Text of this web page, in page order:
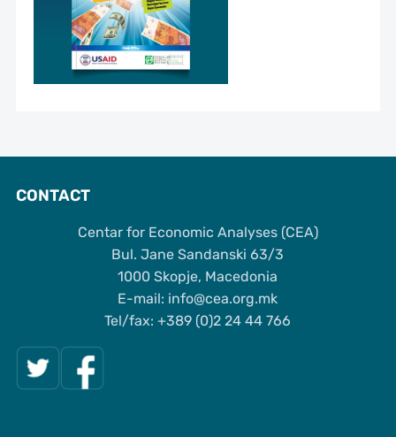
CONTACT
Centar for Economic Analyses (CEA)
Bul. Jane Sandanski 63/3
1000 Skopje, Macedonia
Е-mail: info@cea.org.mk
Tel/fax: +389 (0)2 24 44 766